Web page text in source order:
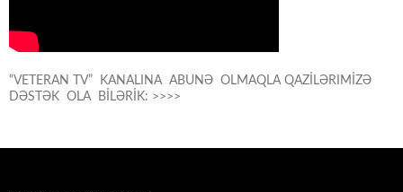
“VETERAN TV” KANALINA ABUNƏ OLMAQLA QAZİLƏRIMİZƏ
DƏSTƏK OLA BİLƏRİK: >>>>